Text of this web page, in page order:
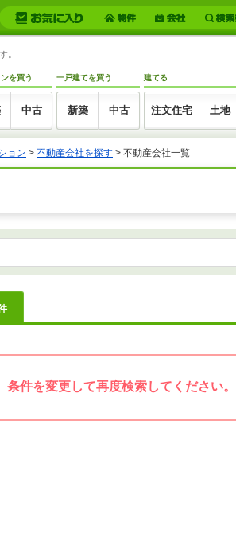
。
を買う
中古
一戸建てを買う
新築 中古
建てる
注文住宅 土地
ョン > 不動産会社を探す > 不動産会社一覧
件を変更して再度検索してください。